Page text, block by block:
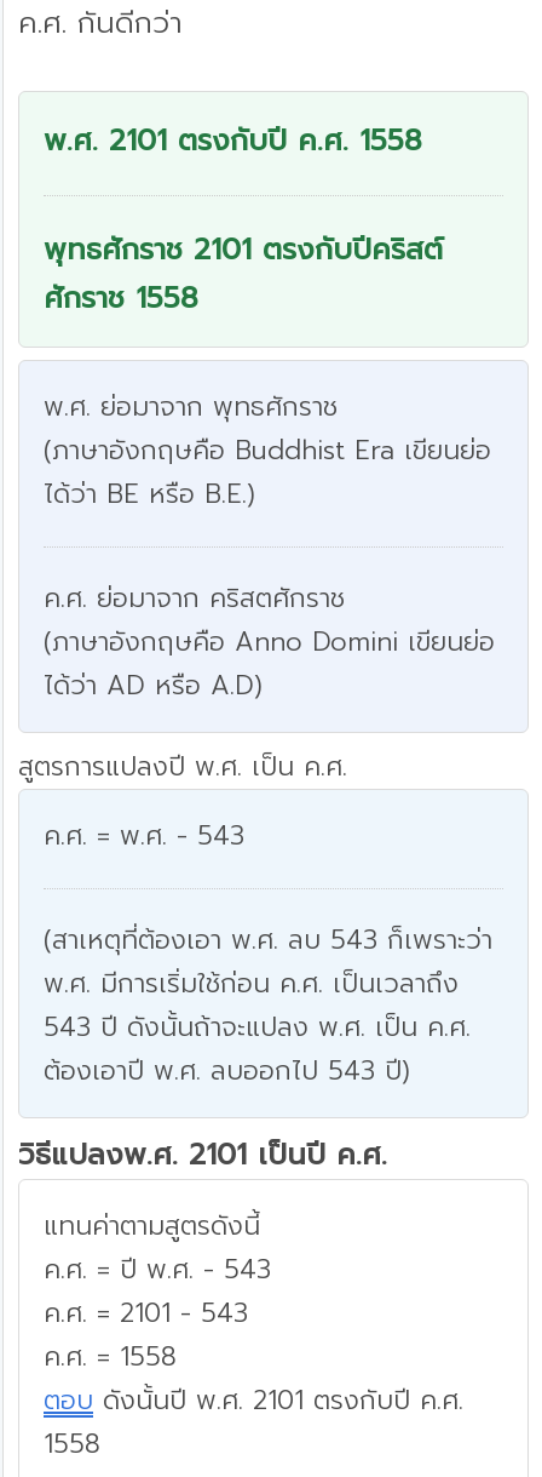
ค.ศ. กันดีกว่า
พ.ศ. 2101 ตรงกับปี ค.ศ. 1558
พุทธศักราช 2101 ตรงกับปีคริสต์
ศักราช 1558
พ.ศ. ย่อมาจาก พุทธศักราช
(ภาษาอังกฤษคือ Buddhist Era เขียนย่อ
ได้ว่า BE หรือ B.E.)
ค.ศ. ย่อมาจาก คริสตศักราช
(ภาษาอังกฤษคือ Anno Domini เขียนย่อ
ได้ว่า AD หรือ A.D)
สูตรการแปลงปี พ.ศ. เป็น ค.ศ.
ค.ศ. = พ.ศ. - 543
(สาเหตุที่ต้องเอา พ.ศ. ลบ 543 ก็เพราะว่า
พ.ศ. มีการเริ่มใช้ก่อน ค.ศ. เป็นเวลาถึง
543 ปี ดังนั้นถ้าจะแปลง พ.ศ. เป็น ค.ศ.
ต้องเอาปี พ.ศ. ลบออกไป 543 ปี)
วิธีแปลงพ.ศ. 2101 เป็นปี ค.ศ.
แทนค่าตามสูตรดังนี้
ค.ศ. = ปี พ.ศ. - 543
ค.ศ. = 2101 - 543
ค.ศ. = 1558
ตอบ ดังนั้นปี พ.ศ. 2101 ตรงกับปี ค.ศ.
1558